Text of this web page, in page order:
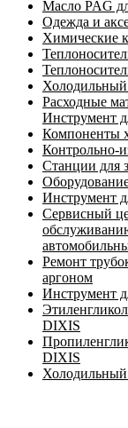
Масло PAG
Одежда и
Химические
Расходные
Инструмент
Компоненты
Контрольно-
Станции для
Инструмент
Сервисный
Ремонт
аргоном
Инструмент
DIXIS
DIXIS
Холодильный